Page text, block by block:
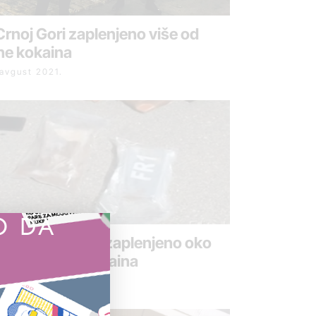
Gori zaplenjeno više od
kokaina
2021.
U Prijepolju zaplenjeno oko
kilograma kokaina
2019.
DA